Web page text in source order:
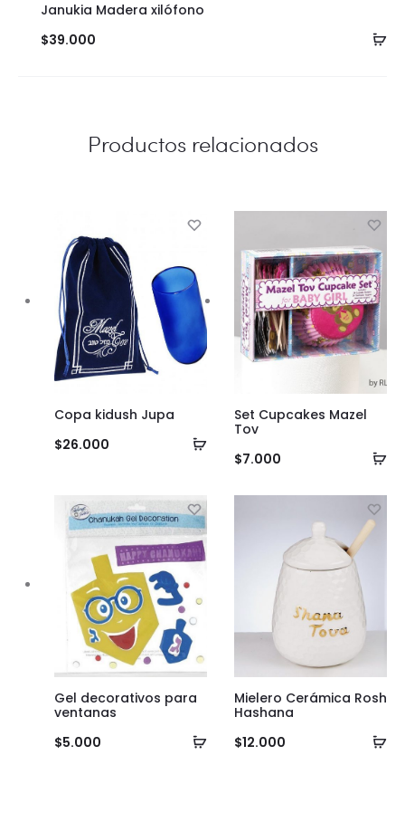
Janukia Madera xilófono
$39.000
Productos relacionados
Añadir
carrito
Copa kidush Jupa
$26.000
Set Cupcakes Mazel
Tov
$7.000
Añadir
Gel decorativos para
ventanas
$5.000
Mielero Cerámica Rosh
Hashana
$12.000